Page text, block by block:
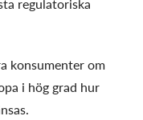
konsumenter om
i hög grad hur